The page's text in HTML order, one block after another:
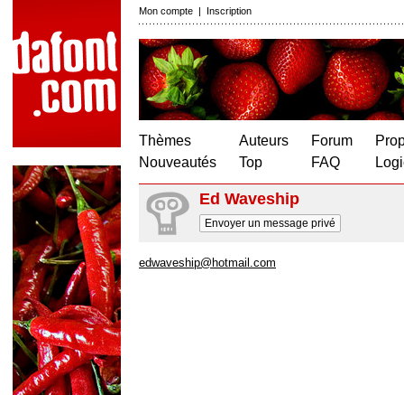
Mon compte | Inscription
Thèmes
Nouveautés
Auteurs
Top
Forum
FAQ
Ed Waveship
Envoyer un message privé
edwaveship@hotmail.com